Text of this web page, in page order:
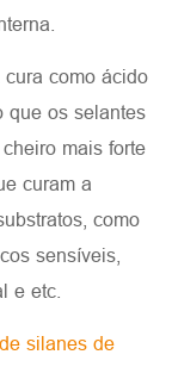
como ácido
que os selantes
mais forte
curam a
como
sensíveis,
e etc.
silanes de